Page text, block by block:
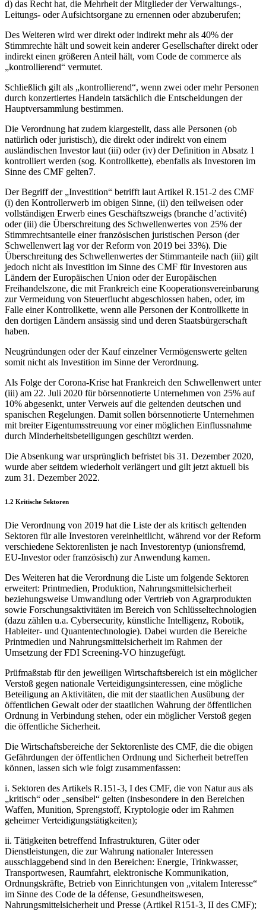
d) das Recht hat, die Mehrheit der Mitglieder der Verwaltungs-,
Leitungs- oder Aufsichtsorgane zu ernennen oder abzuberufen;
Des Weiteren wird wer direkt oder indirekt mehr als 40% der
Stimmrechte hält und soweit kein anderer Gesellschafter direkt oder
indirekt einen größeren Anteil hält, vom Code de commerce als
„kontrollierend“ vermutet.
Schließlich gilt als „kontrollierend“, wenn zwei oder mehr Personen
durch konzertiertes Handeln tatsächlich die Entscheidungen der
Hauptversammlung bestimmen.
Die Verordnung hat zudem klargestellt, dass alle Personen (ob
natürlich oder juristisch), die direkt oder indirekt von einem
ausländischen Investor laut (iii) oder (iv) der Definition in Absatz 1
kontrolliert werden (sog. Kontrollkette), ebenfalls als Investoren im
Sinne des CMF gelten7.
Der Begriff der „Investition“ betrifft laut Artikel R.151-2 des CMF
(i) den Kontrollerwerb im obigen Sinne, (ii) den teilweisen oder
vollständigen Erwerb eines Geschäftszweigs (branche d’activité)
oder (iii) die Überschreitung des Schwellenwertes von 25% der
Stimmrechtsanteile einer französischen juristischen Person (der
Schwellenwert lag vor der Reform von 2019 bei 33%). Die
Überschreitung des Schwellenwertes der Stimmanteile nach (iii) gilt
jedoch nicht als Investition im Sinne des CMF für Investoren aus
Ländern der Europäischen Union oder der Europäischen
Freihandelszone, die mit Frankreich eine Kooperationsvereinbarung
zur Vermeidung von Steuerflucht abgeschlossen haben, oder, im
Falle einer Kontrollkette, wenn alle Personen der Kontrollkette in
den dortigen Ländern ansässig sind und deren Staatsbürgerschaft
haben.
Neugründungen oder der Kauf einzelner Vermögenswerte gelten
somit nicht als Investition im Sinne der Verordnung.
Als Folge der Corona-Krise hat Frankreich den Schwellenwert unter
(iii) am 22. Juli 2020 für börsennotierte Unternehmen von 25% auf
10% abgesenkt, unter Verweis auf die geltenden deutschen und
spanischen Regelungen. Damit sollen börsennotierte Unternehmen
mit breiter Eigentumsstreuung vor einer möglichen Einflussnahme
durch Minderheitsbeteiligungen geschützt werden.
Die Absenkung war ursprünglich befristet bis 31. Dezember 2020,
wurde aber seitdem wiederholt verlängert und gilt jetzt aktuell bis
zum 31. Dezember 2022.
1.2 Kritische Sektoren
Die Verordnung von 2019 hat die Liste der als kritisch geltenden
Sektoren für alle Investoren vereinheitlicht, während vor der Reform
verschiedene Sektorenlisten je nach Investorentyp (unionsfremd,
EU-Investor oder französisch) zur Anwendung kamen.
Des Weiteren hat die Verordnung die Liste um folgende Sektoren
erweitert: Printmedien, Produktion, Nahrungsmittelsicherheit
beziehungsweise Umwandlung oder Vertrieb von Agrarprodukten
sowie Forschungsaktivitäten im Bereich von Schlüsseltechnologien
(dazu zählen u.a. Cybersecurity, künstliche Intelligenz, Robotik,
Hableiter- und Quantentechnologie). Dabei wurden die Bereiche
Printmedien und Nahrungsmittelsicherheit im Rahmen der
Umsetzung der FDI Screening-VO hinzugefügt.
Prüfmaßstab für den jeweiligen Wirtschaftsbereich ist ein möglicher
Verstoß gegen nationale Verteidigungsinteressen, eine mögliche
Beteiligung an Aktivitäten, die mit der staatlichen Ausübung der
öffentlichen Gewalt oder der staatlichen Wahrung der öffentlichen
Ordnung in Verbindung stehen, oder ein möglicher Verstoß gegen
die öffentliche Sicherheit.
Die Wirtschaftsbereiche der Sektorenliste des CMF, die die obigen
Gefährdungen der öffentlichen Ordnung und Sicherheit betreffen
können, lassen sich wie folgt zusammenfassen:
i. Sektoren des Artikels R.151-3, I des CMF, die von Natur aus als
„kritisch“ oder „sensibel“ gelten (insbesondere in den Bereichen
Waffen, Munition, Sprengstoff, Kryptologie oder im Rahmen
geheimer Verteidigungstätigkeiten);
ii. Tätigkeiten betreffend Infrastrukturen, Güter oder
Dienstleistungen, die zur Wahrung nationaler Interessen
ausschlaggebend sind in den Bereichen: Energie, Trinkwasser,
Transportwesen, Raumfahrt, elektronische Kommunikation,
Ordnungskräfte, Betrieb von Einrichtungen von „vitalem Interesse“
im Sinne des Code de la défense, Gesundheitswesen,
Nahrungsmittelsicherheit und Presse (Artikel R151-3, II des CMF);